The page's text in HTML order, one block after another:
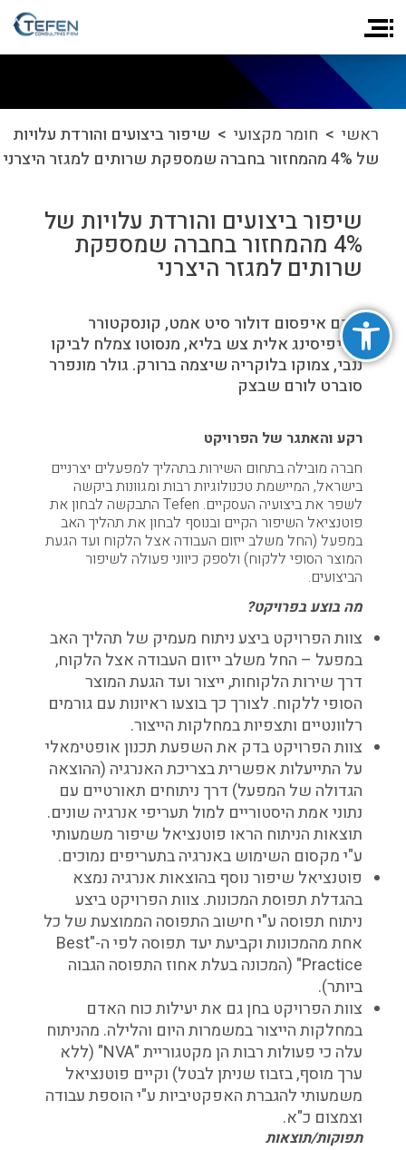
פתח סרגל נגישות
ראשי > חומר מקצועי > שיפור ביצועים והורדת עלויות
של 4% מהמחזור בחברה שמספקת שרותים למגזר היצרני
שיפור ביצועים והורדת עלויות של
4% מהמחזור בחברה שמספקת
שרותים למגזר היצרני
לורם איפסום דולור סיט אמט, קונסקטורר
אדיפיסינג אלית צש בליא, מנסוטו צמלח לביקו
ננבי, צמוקו בלוקריה שיצמה ברורק. גולר מונפרר
סוברט לורם שבצק
רקע והאתגר של הפרויקט
חברה מובילה בתחום השירות בתהליך למפעלים יצרניים
בישראל, המיישמת טכנולוגיות רבות ומגוונות ביקשה
לשפר את ביצועיה העסקיים. Tefen התבקשה לבחון את
פוטנציאל השיפור הקיים ובנוסף לבחון את תהליך האב
במפעל (החל משלב ייזום העבודה אצל הלקוח ועד הגעת
המוצר הסופי ללקוח) ולספק כיווני פעולה לשיפור
הביצועים.
מה בוצע בפרויקט?
צוות הפרויקט ביצע ניתוח מעמיק של תהליך האב
במפעל – החל משלב ייזום העבודה אצל הלקוח,
דרך שירות הלקוחות, ייצור ועד הגעת המוצר
הסופי ללקוח. לצורך כך בוצעו ראיונות עם גורמים
רלוונטיים ותצפיות במחלקות הייצור.
צוות הפרויקט בדק את השפעת תכנון אופטימאלי
על התייעלות אפשרית בצריכת האנרגיה (ההוצאה
הגדולה של המפעל) דרך ניתוחים תאורטיים עם
נתוני אמת היסטוריים למול תעריפי אנרגיה שונים.
תוצאות הניתוח הראו פוטנציאל שיפור משמעותי
ע"י מקסום השימוש באנרגיה בתעריפים נמוכים.
פוטנציאל שיפור נוסף בהוצאות אנרגיה נמצא
בהגדלת תפוסת המכונות. צוות הפרויקט ביצע
ניתוח תפוסה ע"י חישוב התפוסה הממוצעת של כל
אחת מהמכונות וקביעת יעד תפוסה לפי ה-"Best
Practice" (המכונה בעלת אחוז התפוסה הגבוה
ביותר).
צוות הפרויקט בחן גם את יעילות כוח האדם
במחלקות הייצור במשמרות היום והלילה. מהניתוח
עלה כי פעולות רבות הן מקטגוריית "NVA" (ללא
ערך מוסף, בזבוז שניתן לבטל) וקיים פוטנציאל
משמעותי להגברת האפקטיביות ע"י הוספת עבודה
וצמצום כ"א.
תפוקות/תוצאות